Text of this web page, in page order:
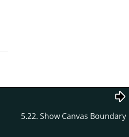
5.22. Show Canvas Boundary